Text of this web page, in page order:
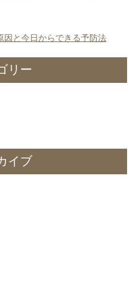
因と今日からできる予防法
リー
イブ